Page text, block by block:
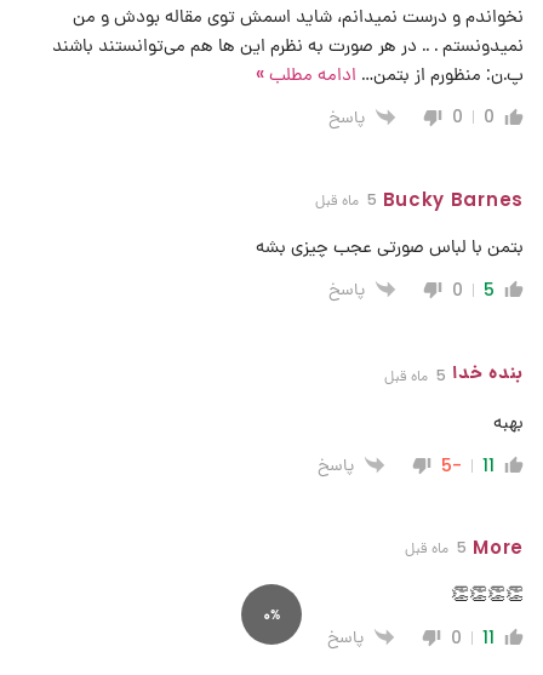
0%
نخواندم و درست نمیدانم، شاید اسمش توی مقاله بودش و من
نمیدونستم . .. در هر صورت به نظرم این ها هم می‌توانستند باشند
پ.ن: منظورم از بتمن… ادامه مطلب »
0
0 پاسخ
Bucky Barnes 5 ماه قبل
بتمن با لباس صورتی عجب چیزی بشه
5
0 پاسخ
بنده خدا 5 ماه قبل
بهبه
11
-5 پاسخ
More 5 ماه قبل
👏👏👏👏
11
0 پاسخ